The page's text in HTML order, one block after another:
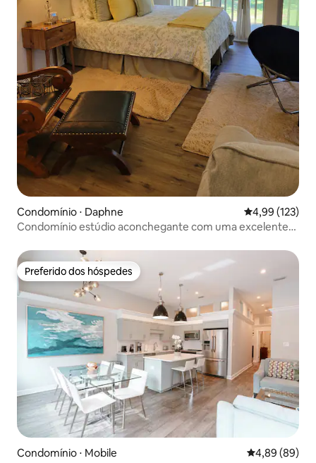
Condomínio ⋅ Daphne 4,99 de uma
4,99 (123)
Condomínio estúdio aconchegante com uma excelente
Preferido dos hóspedes
Preferido dos hóspedes
Condomínio ⋅ Mobile 4,89 de uma
4,89 (89)